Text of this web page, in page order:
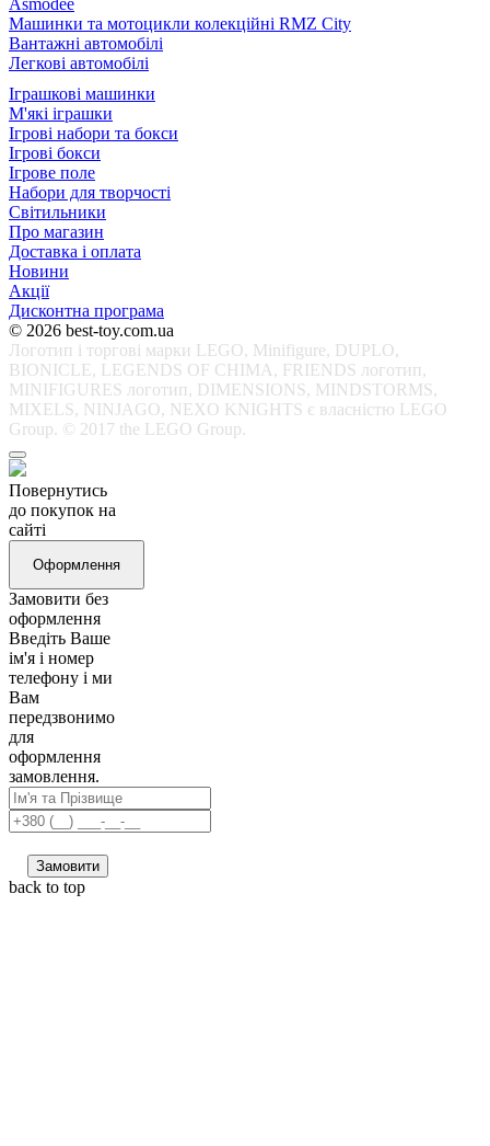
Asmodee
Машинки та мотоцикли колекційні RMZ City
Вантажні автомобілі
Легкові автомобілі
Іграшкові машинки
М'які іграшки
Ігрові набори та бокси
Ігрові бокси
Ігрове поле
Набори для творчості
Світильники
Про магазин
Доставка і оплата
Новини
Акції
Дисконтна програма
© 2026 best-toy.com.ua
Логотип і торгові марки LEGO, Minifigure, DUPLO,
BIONICLE, LEGENDS OF CHIMA, FRIENDS логотип,
MINIFIGURES логотип, DIMENSIONS, MINDSTORMS,
MIXELS, NINJAGO, NEXO KNIGHTS є власністю LEGO
Group. © 2017 the LEGO Group.
Повернутись
до покупок на
сайті
Оформлення
Замовити без
оформлення
Введіть Ваше
ім'я і номер
телефону і ми
Вам
передзвонимо
для
оформлення
замовлення.
Замовити
back to top